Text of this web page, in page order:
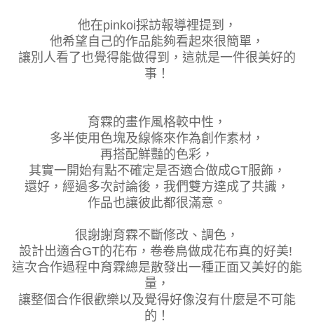
他在pinkoi採訪報導裡提到，
他希望自己的作品能夠看起來很簡單，
讓別人看了也覺得能做得到，這就是一件很美好的
事！
育霖的畫作風格較中性，
多半使用色塊及線條來作為創作素材，
再搭配鮮豔的色彩，
其實一開始有點不確定是否適合做成GT服飾，
還好，經過多次討論後，我們雙方達成了共識，
作品也讓彼此都很滿意。
很謝謝育霖不斷修改、調色，
設計出適合GT的花布，卷卷鳥做成花布真的好美!
這次合作過程中育霖總是散發出一種正面又美好的能
量，
讓整個合作很歡樂以及覺得好像沒有什麼是不可能
的！